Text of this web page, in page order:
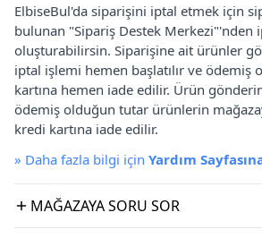
ElbiseBul'da siparişini iptal etmek için
bulunan "Sipariş Destek Merkezi"'nden
oluşturabilirsin. Siparişine ait ürünler
iptal işlemi hemen başlatılır ve ödemiş
kartına hemen iade edilir. Ürün
ödemiş olduğun tutar ürünlerin
kredi kartına iade edilir.
» Daha fazla bilgi için Yardım
MAĞAZAYA SORU SOR